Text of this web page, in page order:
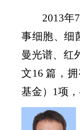
2013年7
事细胞、细
曼光谱、红
文16篇，
基金） 1项